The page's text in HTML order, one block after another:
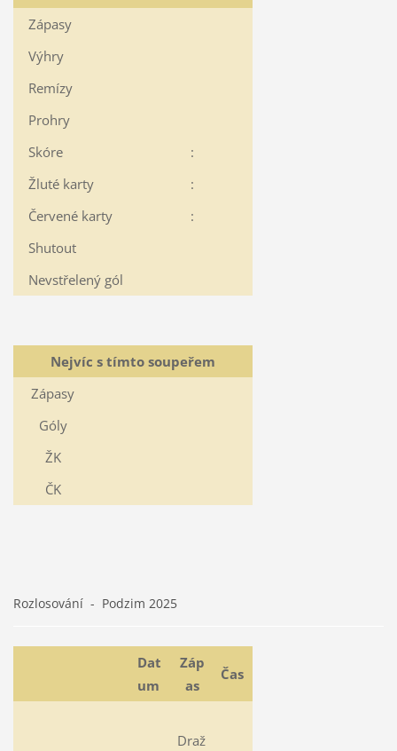
Zápasy
Výhry
Remízy
Prohry
Skóre
:
Žluté karty
:
Červené karty
:
Shutout
Nevstřelený gól
Nejvíc s tímto soupeřem
Zápasy
Góly
ŽK
ČK
Rozlosování - Podzim 2025
Dat
um
Záp
as
Čas
Draž